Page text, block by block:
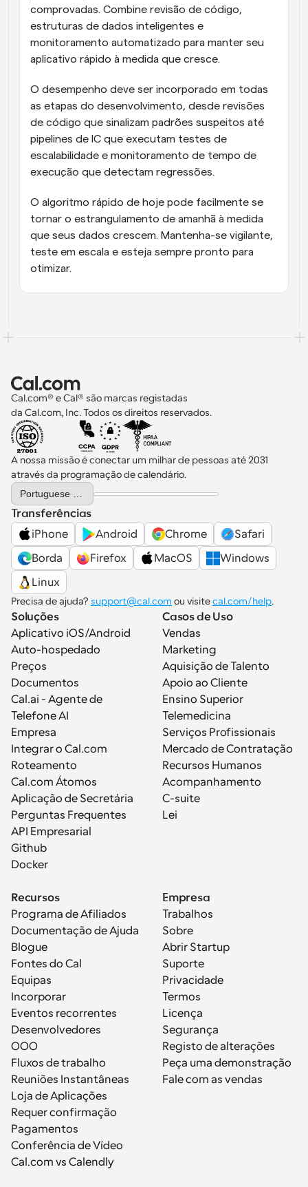
comprovadas. Combine revisão de código,
estruturas de dados inteligentes e
monitoramento automatizado para manter seu
aplicativo rápido à medida que cresce.
O desempenho deve ser incorporado em todas
as etapas do desenvolvimento, desde revisões
de código que sinalizam padrões suspeitos até
pipelines de IC que executam testes de
escalabilidade e monitoramento de tempo de
execução que detectam regressões.
O algoritmo rápido de hoje pode facilmente se
tornar o estrangulamento de amanhã à medida
que seus dados crescem. Mantenha-se vigilante,
teste em escala e esteja sempre pronto para
otimizar.
Cal.com® e Cal® são marcas registadas
da Cal.com, Inc. Todos os direitos reservados.
A nossa missão é conectar um milhar de pessoas até 2031
através da programação de calendário.
Select Language
Transferências
iPhone
Android Chrome
Safari
Borda
Firefox MacOS
Windows
Linux
Precisa de ajuda? support@cal.com ou visite cal.com/help.
Soluções
Aplicativo iOS/Android
Auto-hospedado
Preços
Documentos
Cal.ai - Agente de
Telefone AI
Empresa
Integrar o Cal.com
Roteamento
Cal.com Átomos
Aplicação de Secretária
Perguntas Frequentes
API Empresarial
Github
Docker
Casos de Uso
Vendas
Marketing
Aquisição de Talento
Apoio ao Cliente
Ensino Superior
Telemedicina
Serviços Profissionais
Mercado de Contratação
Recursos Humanos
Acompanhamento
C-suite
Lei
Recursos
Programa de Afiliados
Documentação de Ajuda
Blogue
Fontes do Cal
Equipas
Incorporar
Eventos recorrentes
Desenvolvedores
OOO
Fluxos de trabalho
Reuniões Instantâneas
Loja de Aplicações
Requer confirmação
Pagamentos
Conferência de Vídeo
Cal.com vs Calendly
Empresa
Trabalhos
Sobre
Abrir Startup
Suporte
Privacidade
Termos
Licença
Segurança
Registo de alterações
Peça uma demonstração
Fale com as vendas